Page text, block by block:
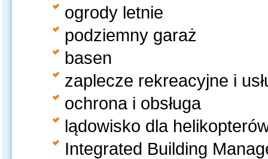
ogrody letnie
podziemny garaż
basen
zaplecze rekreacyjne i
ochrona i obsługa
lądowisko dla
Integrated Building